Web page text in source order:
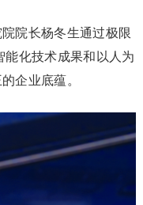
院长杨冬生通过极限
能化技术成果和以人为
企业底蕴。